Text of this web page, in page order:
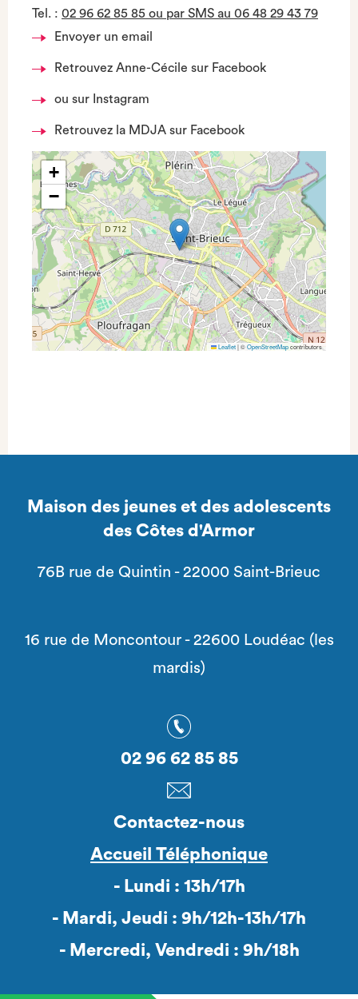
Tel. : 02 96 62 85 85 ou par SMS au 06 48 29 43 79
Envoyer un email
Retrouvez Anne-Cécile sur Facebook
ou sur Instagram
Retrouvez la MDJA sur Facebook
+
−
Leaflet|©OpenStreetMapcontributors
Maison des jeunes et des adolescents
des Côtes d'Armor
76B rue de Quintin - 22000 Saint-Brieuc
16 rue de Moncontour - 22600 Loudéac (les
mardis)
02 96 62 85 85
Contactez-nous
Accueil Téléphonique
- Lundi : 13h/17h
- Mardi, Jeudi : 9h/12h-13h/17h
- Mercredi, Vendredi : 9h/18h